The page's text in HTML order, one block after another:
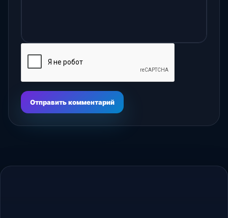
Отправить комментарий